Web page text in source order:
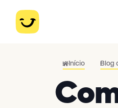
Início Blog